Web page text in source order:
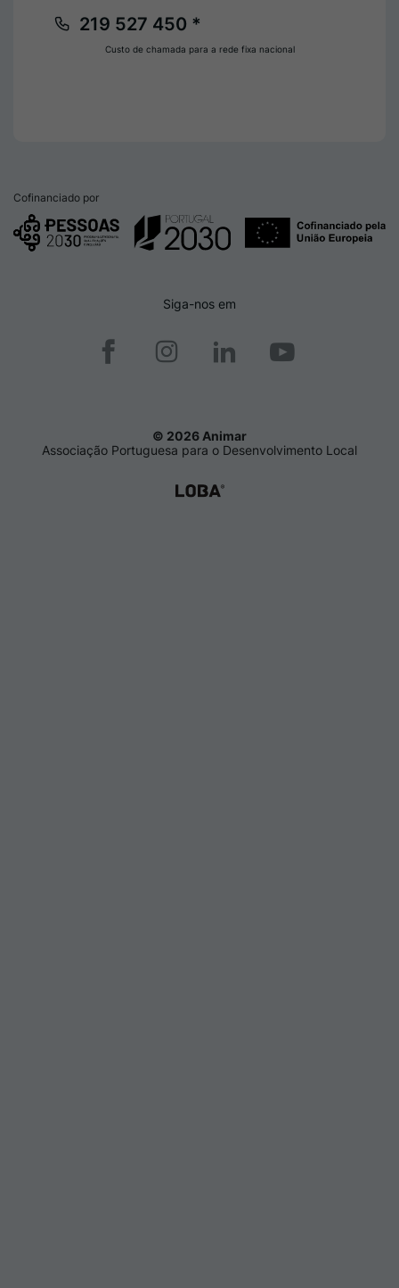
219 527 450 *
Custo de chamada para a rede fixa nacional
Cofinanciado por
Siga-nos em
© 2026 Animar
Associação Portuguesa para o Desenvolvimento Local